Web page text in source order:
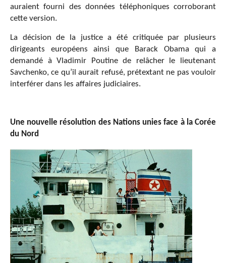
auraient fourni des données téléphoniques corroborant
cette version.
La décision de la justice a été critiquée par plusieurs
dirigeants européens ainsi que Barack Obama qui a
demandé à Vladimir Poutine de relâcher le lieutenant
Savchenko, ce qu’il aurait refusé, prétextant ne pas vouloir
interférer dans les affaires judiciaires.
Une nouvelle résolution des Nations unies face à la Corée
du Nord